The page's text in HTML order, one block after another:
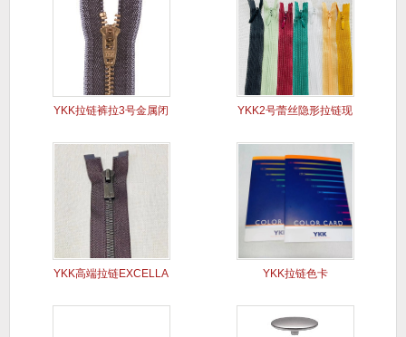
YKK拉链裤拉3号金属闭 YKK2号蕾丝隐形拉链现
YKK高端拉链EXCELLA YKK拉链色卡